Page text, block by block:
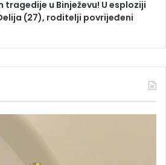
u Binježevu! U esploziji
(27), roditelji povrijeđeni